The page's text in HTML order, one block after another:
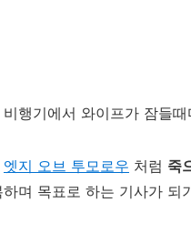
행기에서 와이프가 잠들때
엣지 오브 투모로우 처럼 죽
며 목표로 하는 기사가 되